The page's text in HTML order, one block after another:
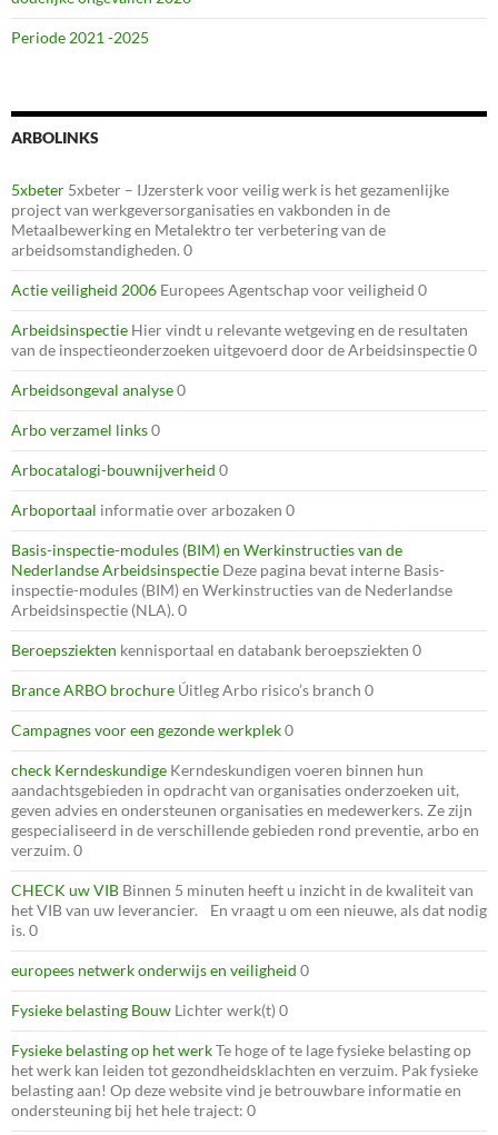
Periode 2021 -2025
ARBOLINKS
5xbeter 5xbeter – IJzersterk voor veilig werk is het gezamenlijke
project van werkgeversorganisaties en vakbonden in de
Metaalbewerking en Metalektro ter verbetering van de
arbeidsomstandigheden. 0
Actie veiligheid 2006 Europees Agentschap voor veiligheid 0
Arbeidsinspectie Hier vindt u relevante wetgeving en de resultaten
van de inspectieonderzoeken uitgevoerd door de Arbeidsinspectie 0
Arbeidsongeval analyse0
Arbo verzamel links0
Arbocatalogi-bouwnijverheid 0
Arboportaal informatie over arbozaken 0
Basis-inspectie-modules (BIM) en Werkinstructies van de
Nederlandse Arbeidsinspectie Deze pagina bevat interne Basis-
inspectie-modules (BIM) en Werkinstructies van de Nederlandse
Arbeidsinspectie (NLA). 0
Beroepsziekten kennisportaal en databank beroepsziekten 0
Brance ARBO brochure Úitleg Arbo risico’s branch 0
Campagnes voor een gezonde werkplek0
check Kerndeskundige Kerndeskundigen voeren binnen hun
aandachtsgebieden in opdracht van organisaties onderzoeken uit,
geven advies en ondersteunen organisaties en medewerkers. Ze zijn
gespecialiseerd in de verschillende gebieden rond preventie, arbo en
verzuim. 0
CHECK uw VIB Binnen 5 minuten heeft u inzicht in de kwaliteit van
het VIB van uw leverancier. En vraagt u om een nieuwe, als dat nodig
is. 0
europees netwerk onderwijs en veiligheid 0
Fysieke belasting Bouw Lichter werk(t) 0
Fysieke belasting op het werkTe hoge of te lage fysieke belasting op
het werk kan leiden tot gezondheidsklachten en verzuim. Pak fysieke
belasting aan! Op deze website vind je betrouwbare informatie en
ondersteuning bij het hele traject: 0